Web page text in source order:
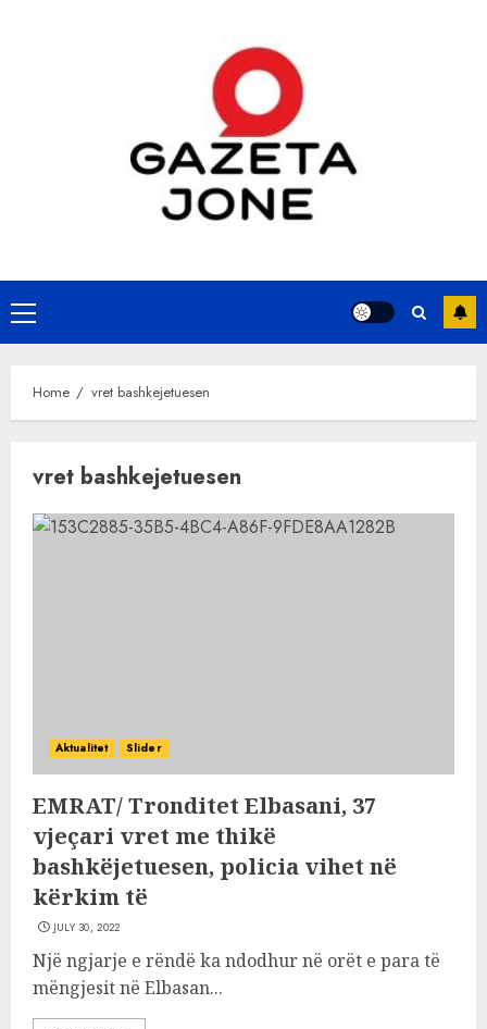
Primary
Menu
Home vret bashkejetuesen
vret bashkejetuesen
Aktualitet Slider
EMRAT/ Tronditet Elbasani, 37
vjeçari vret me thikë
bashkëjetuesen, policia vihet në
kërkim të
JULY 30, 2022
Një ngjarje e rëndë ka ndodhur në orët e para të
mëngjesit në Elbasan...